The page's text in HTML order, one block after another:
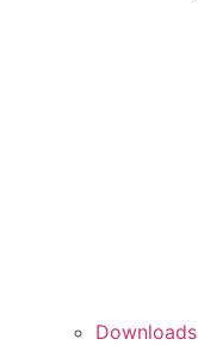
Downloads